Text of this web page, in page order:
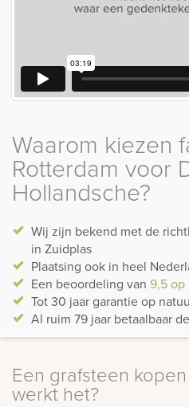
Waarom kiezen
Rotterdam voor
Hollandsche?
Wij zijn bekend met de
in Zuidplas
Plaatsing ook in heel
Een beoordeling van 9,5 op
Tot 30 jaar garantie op
Al ruim 79 jaar betaalbaar
Een grafsteen
werkt het?